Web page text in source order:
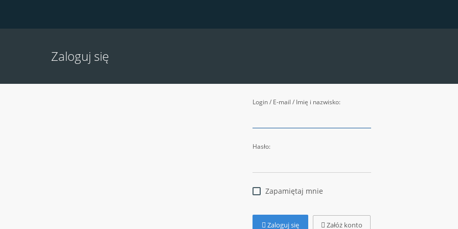
Zaloguj się
Login / E-mail / Imię i nazwisko:
Hasło:
Zapamiętaj mnie
Zaloguj się Załóż konto